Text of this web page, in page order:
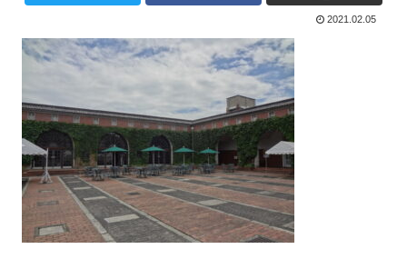
2021.02.05